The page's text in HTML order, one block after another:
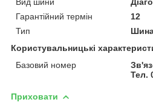
Гарантійний термін
12
Тип
Користувальницькі
Базовий номер
Тел.
Приховати